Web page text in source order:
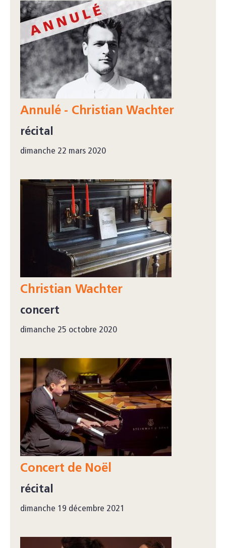
Annulé - Christian Wachter
récital
dimanche 22 mars 2020
Christian Wachter
concert
dimanche 25 octobre 2020
Concert de Noël
récital
dimanche 19 décembre 2021